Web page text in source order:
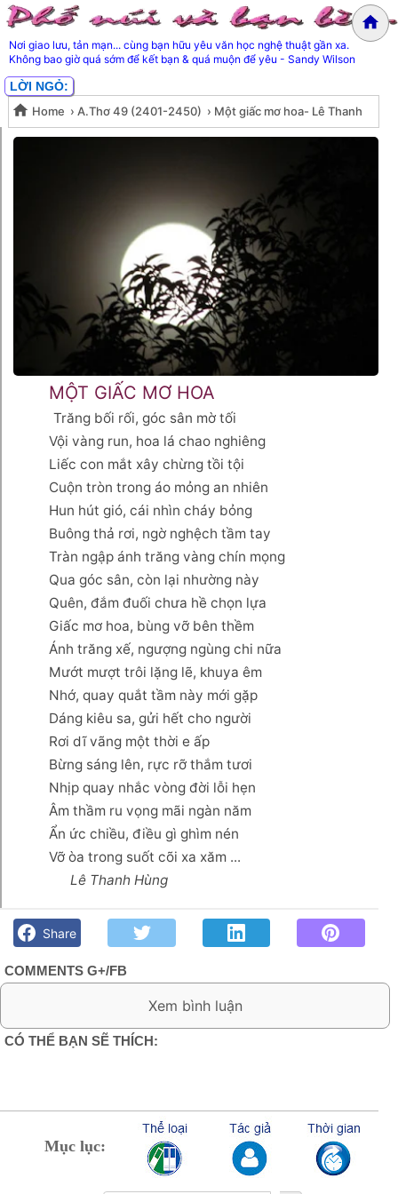
Nơi giao lưu, tản mạn... cùng bạn hữu yêu văn học nghệ thuật gần xa.
Không bao giờ quá sớm để kết bạn & quá muộn để yêu - Sandy Wilson
LỜI NGỎ:
Home › A.Thơ 49 (2401-2450) › Một giấc mơ hoa- Lê Thanh
Hùng
Một giấc mơ hoa- Lê Thanh
MỘT GIẤC MƠ HOA
Trăng bối rối, góc sân mờ tối
Vội vàng run, hoa lá chao nghiêng
Liếc con mắt xây chừng tồi tội
Cuộn tròn trong áo mỏng an nhiên
Hun hút gió, cái nhìn cháy bỏng
Buông thả rơi, ngờ nghệch tầm tay
Tràn ngập ánh trăng vàng chín mọng
Qua góc sân, còn lại nhường này
Quên, đắm đuối chưa hề chọn lựa
Giấc mơ hoa, bùng vỡ bên thềm
Ánh trăng xế, ngượng ngùng chi nữa
Mướt mượt trôi lặng lẽ, khuya êm
Nhớ, quay quắt tầm này mới gặp
Dáng kiêu sa, gửi hết cho người
Rơi dĩ vãng một thời e ấp
Bừng sáng lên, rực rỡ thắm tươi
Nhịp quay nhắc vòng đời lỗi hẹn
Âm thầm ru vọng mãi ngàn năm
Ẩn ức chiều, điều gì ghìm nén
Vỡ òa trong suốt cõi xa xăm ...
Lê Thanh Hùng
bạn bè. Chút gì để nhớ!
Share
COMMENTS G+/FB
0 Comment:
CÓ THỂ BẠN SẼ THÍCH:
Mục lục: